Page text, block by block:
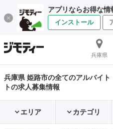
アプリならお得な情
インストール
兵庫県
兵庫県 姫路市の全てのアルバイト
トの求人募集情報
エリア カテゴリ